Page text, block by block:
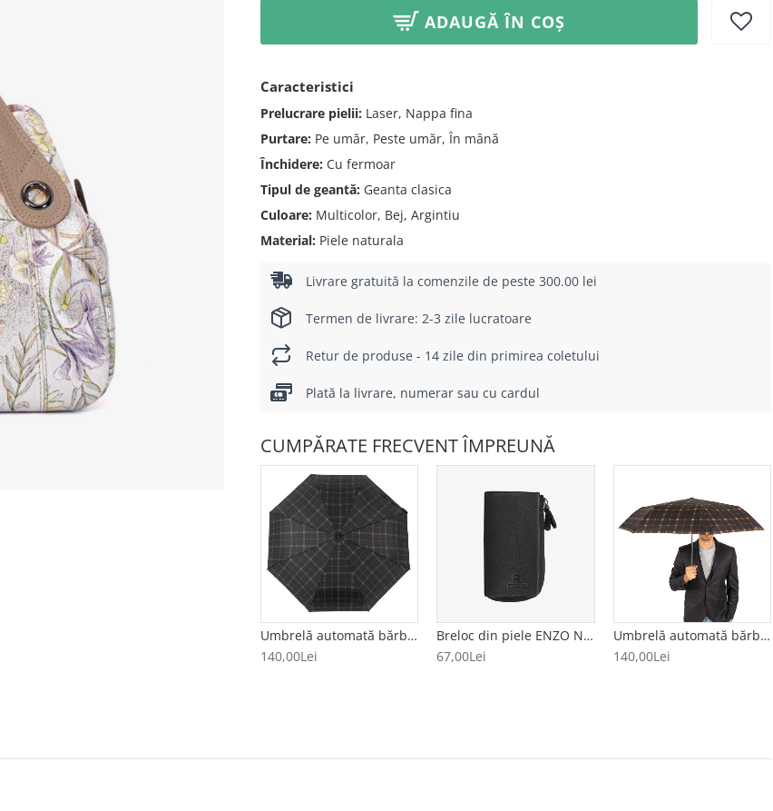
ADAUGĂ ÎN COȘ
Caracteristici
Prelucrare pielii: Laser, Nappa fina
Purtare: Pe umăr, Peste umăr, În mână
Închidere: Cu fermoar
Tipul de geantă: Geanta clasica
Culoare: Multicolor, Bej, Argintiu
Material: Piele naturala
Livrare gratuită la comenzile de peste 300.00 lei
Termen de livrare: 2-3 zile lucratoare
Retur de produse - 14 zile din primirea coletului
Plată la livrare, numerar sau cu cardul
CUMPĂRATE FRECVENT ÎMPREUNĂ
Umbrelă automată bărbați model CUADRADO negru-verde
140,00Lei
Breloc din piele ENZO NORI model AVA negru
67,00Lei
Umbrelă automată bărbați model CUADRADO negru-portocăliu
140,00Lei